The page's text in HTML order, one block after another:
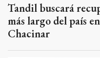
Tandil buscará
más largo del país
Chacinar